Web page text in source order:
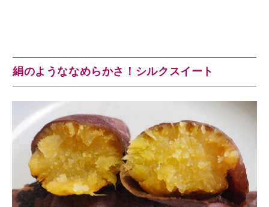
絹のようななめらかさ！シルクスイート